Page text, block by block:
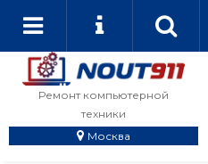
Ремонт компьютерной
техники
Москва